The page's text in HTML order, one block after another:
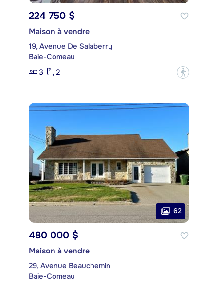
224 750 $
Maison à vendre
19, Avenue De Salaberry
Baie-Comeau
3
2 ?
62
480 000 $
Maison à vendre
29, Avenue Beauchemin
Baie-Comeau